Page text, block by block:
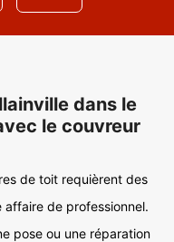
dans le
le couvreur
de toit requièrent des
affaire de professionnel.
pose ou une réparation